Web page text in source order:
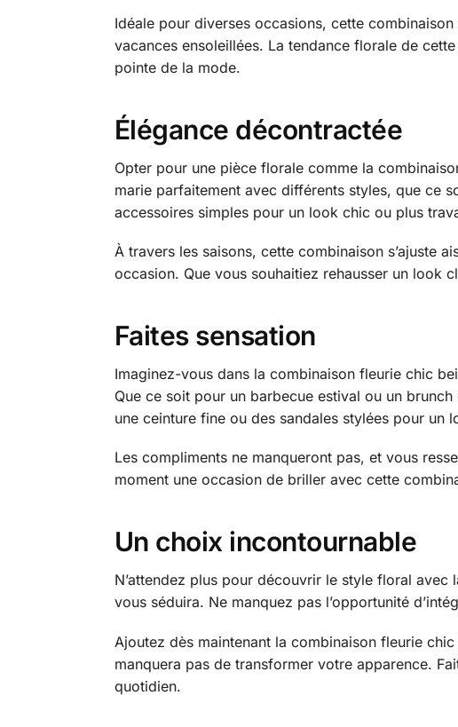
Idéale pour diverses occasions, cette
vacances ensoleillées. La tendance florale de
pointe de la mode.
Élégance décontractée
Opter pour une pièce florale comme la
marie parfaitement avec différents styles, que ce
accessoires simples pour un look chic ou plus
À travers les saisons, cette combinaison s’ajuste
occasion. Que vous souhaitiez rehausser un look
Faites sensation
Imaginez-vous dans la combinaison fleurie chic
Que ce soit pour un barbecue estival ou un
une ceinture fine ou des sandales stylées pour un
Les compliments ne manqueront pas, et vous
moment une occasion de briller avec cette
Un choix incontournable
N’attendez plus pour découvrir le style floral
vous séduira. Ne manquez pas l’opportunité
Ajoutez dès maintenant la combinaison fleurie
manquera pas de transformer votre apparence.
quotidien.